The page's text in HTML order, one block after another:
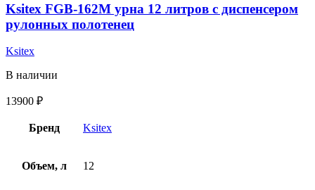
Ksitex FGB-162M урна 12 литров с диспенсером
рулонных полотенец
Ksitex
В наличии
13900 ₽
Бренд Ksitex
Объем, л 12